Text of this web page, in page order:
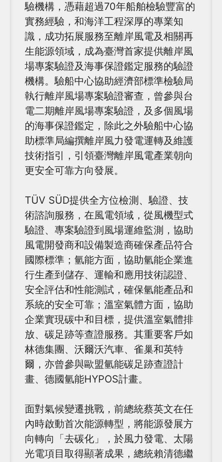
驗機構，憑藉超過70年船舶檢驗豐富的
實務經驗，和海洋工程深厚的專業知
識，成功拓展服務至離岸風電及相關再
生能源領域，成為臺灣首家提供離岸風
場專案驗證及海事保證鑑定服務的驗證
機構。驗船中心協助經濟部標準檢驗局
執行離岸風場專案驗證審查，曾參與台
電二期離岸風場專案驗證，及多個風場
的海事保證鑑定，除此之外驗船中心協
助標準局編撰離岸風力發電運轉及維護
技術指引，引領臺灣離岸風電產業朝向
更安全可靠方向發展。
TÜV SÜD提供全方位檢測、驗證、技
術諮詢服務，在風電領域，從風機型式
驗證、專案驗證到風場運維監測，協助
風電開發商和設備製造商確保產品符合
國際標準；氫能方面，協助氫能企業進
行生產到儲存、運輸和應用技術認證、
安全評估和性能測試，確保氫能產品和
系統的安全可靠；溫室氣體方面，協助
企業實現碳中和目標，提供溫室氣體排
放、碳足跡等查證服務。其重要客戶如
林德集團、沃爾沃汽車、雀巢和英特
爾，亦曾參與歐盟氫能碳足跡查證計
畫、德國氫能HYPOS計畫。
面對氣候變遷挑戰，前總統蔡英文在任
內時啟動首次能源轉型，將能源發展方
向轉向「去碳化」，於風力發電、太陽
光電項目取得顯著成果，總統賴清德繼